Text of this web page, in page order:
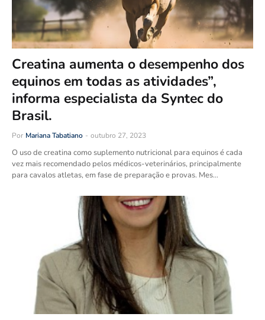
Creatina aumenta o desempenho dos
equinos em todas as atividades”,
informa especialista da Syntec do
Brasil.
Por Mariana Tabatiano - outubro 27, 2023
O uso de creatina como suplemento nutricional para equinos é cada
vez mais recomendado pelos médicos-veterinários, principalmente
para cavalos atletas, em fase de preparação e provas. Mes…